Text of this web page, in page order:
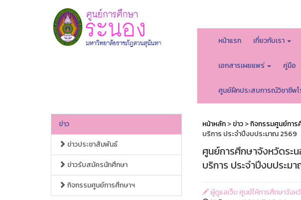
หน้าแรก เกี่ยวกับเรา
เอกสารเผยแพร่ คู่มือ
ศูนย์ฝึกประสบการณ์วิชาชีพ
ข่าว
ข่าวประชาสัมพันธ์
ข่าวรับสมัครนักศึกษา
กิจกรรมศูนย์การศึกษาฯ
หน้าหลัก>ข่าว>กิจกรรมศูนย์การ
บริการ ประจำปีงบประมาณ 2569
ศูนย์การศึกษาจังหวัดระ
บริการ ประจำปีงบประม
ผู้ดูแลเว็บ ศูนย์ให้การศึกษาจังห